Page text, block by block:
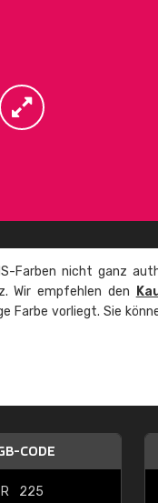
Farben nicht ganz
Wir empfehlen den
Farbe vorliegt. Sie
CODE
R
225
"Alles so,
schnelle